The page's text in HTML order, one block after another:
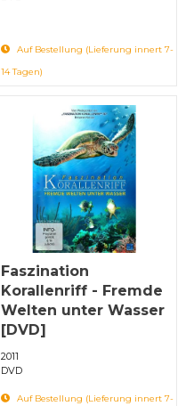
Auf Bestellung (Lieferung innert 7-
14 Tagen)
Faszination
Korallenriff - Fremde
Welten unter Wasser
[DVD]
2011
DVD
Auf Bestellung (Lieferung innert 7-